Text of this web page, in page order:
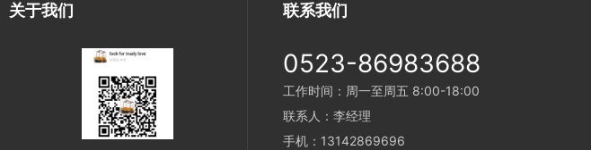
关于我们 联系我们
0523-86983688
工作时间：周一至周五 8:00-18:00
联系人：李经理
手机：13142869696